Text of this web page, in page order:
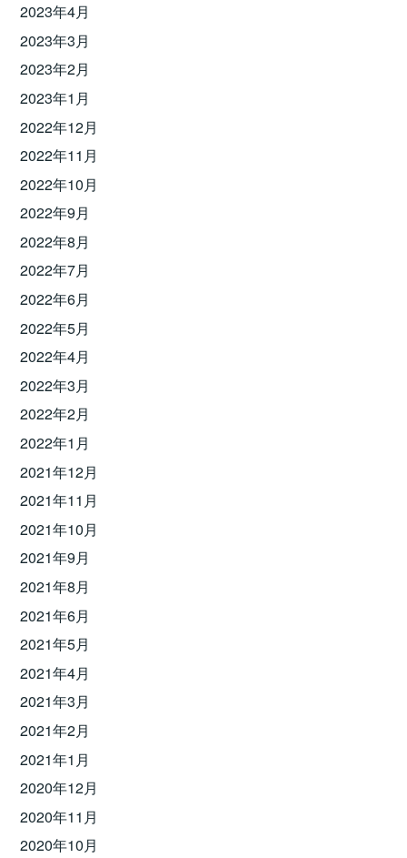
2023年4月
2023年3月
2023年2月
2023年1月
2022年12月
2022年11月
2022年10月
2022年9月
2022年8月
2022年7月
2022年6月
2022年5月
2022年4月
2022年3月
2022年2月
2022年1月
2021年12月
2021年11月
2021年10月
2021年9月
2021年8月
2021年6月
2021年5月
2021年4月
2021年3月
2021年2月
2021年1月
2020年12月
2020年11月
2020年10月